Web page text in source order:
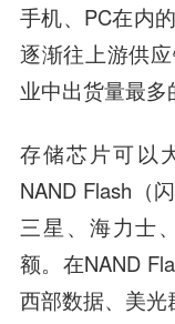
手机、PC在内
逐渐往上游供
业中出货量最多
存储芯片可以
NAND Flash（
三星、海力士
额。在NAND
西部数据、美光